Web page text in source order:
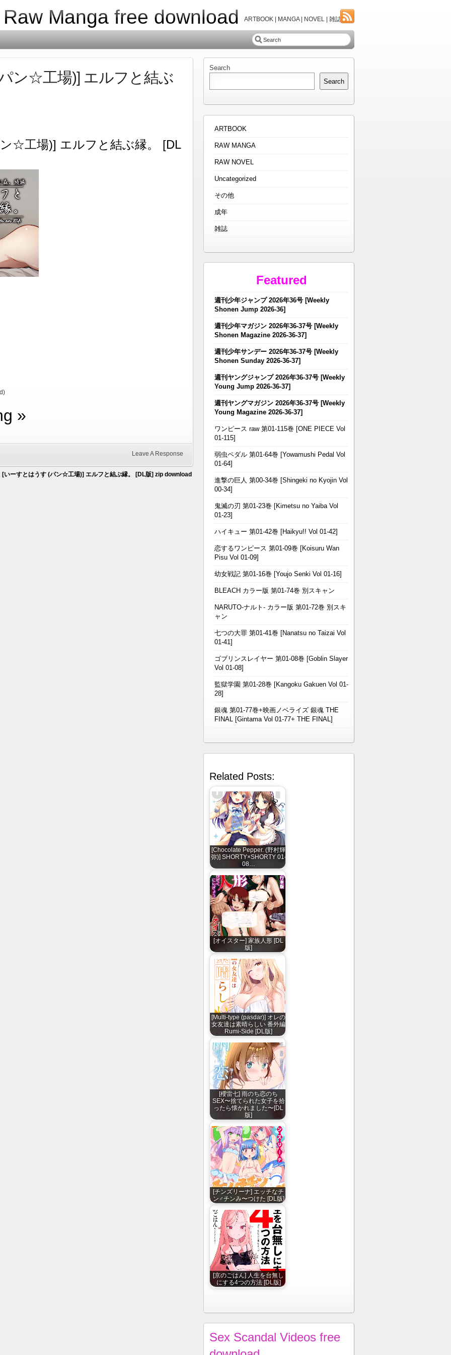
Manga free download ARTBOOK | MANGA | NOVEL | 雑誌
ン☆工場)] エルフと結ぶ
☆工場)] エルフと結ぶ縁。 [DL
»
Leave A Response
[いーすとはうす (パン☆工場)] エルフと結ぶ縁。 [DL版] zip download
Search
Search
ARTBOOK
RAW MANGA
RAW NOVEL
Uncategorized
その他
成年
雑誌
Featured
週刊少年ジャンプ 2026年36号 [Weekly
Shonen Jump 2026-36]
週刊少年マガジン 2026年36-37号 [Weekly
Shonen Magazine 2026-36-37]
週刊少年サンデー 2026年36-37号 [Weekly
Shonen Sunday 2026-36-37]
週刊ヤングジャンプ 2026年36-37号 [Weekly
Young Jump 2026-36-37]
週刊ヤングマガジン 2026年36-37号 [Weekly
Young Magazine 2026-36-37]
ワンピース raw 第01-115巻 [ONE PIECE Vol
01-115]
弱虫ペダル 第01-64巻 [Yowamushi Pedal Vol
01-64]
進撃の巨人 第00-34巻 [Shingeki no Kyojin Vol
00-34]
鬼滅の刃 第01-23巻 [Kimetsu no Yaiba Vol
01-23]
ハイキュー 第01-42巻 [Haikyu!! Vol 01-42]
恋するワンピース 第01-09巻 [Koisuru Wan
Pisu Vol 01-09]
幼女戦記 第01-16巻 [Youjo Senki Vol 01-16]
BLEACH カラー版 第01-74巻 別スキャン
NARUTO-ナルト- カラー版 第01-72巻 別スキ
ャン
七つの大罪 第01-41巻 [Nanatsu no Taizai Vol
01-41]
ゴブリンスレイヤー 第01-08巻 [Goblin Slayer
Vol 01-08]
監獄学園 第01-28巻 [Kangoku Gakuen Vol 01-
28]
銀魂 第01-77巻+映画ノベライズ 銀魂 THE
FINAL [Gintama Vol 01-77+ THE FINAL]
Related Posts:
[Chocolate Pepper. (野村輝
弥)] SHORTY×SHORTY 01-
08…
[オイスター] 家族人形 [DL
版]
[Multi-type (pasdar)] オレの
女友達は素晴らしい 番外編
Rumi-Side [DL版]
[櫻雷七] 雨のち恋のち
SEX〜捨てられた女子を拾
ったら懐かれました〜[DL
版]
[チンズリーナ] エッチなチ
ン♂チンみ〜つけた [DL版]
[京のごはん] 人生を台無し
にする4つの方法 [DL版]
Sex Scandal Videos free